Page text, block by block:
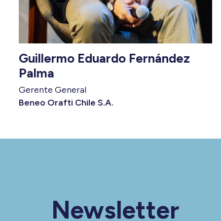
Guillermo Eduardo Fernández
Palma
Gerente General
Beneo Orafti Chile S.A.
Newsletter